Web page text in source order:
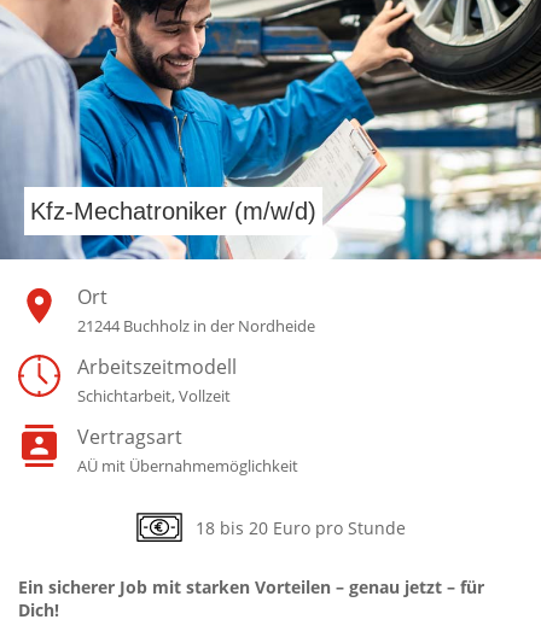
Kfz-Mechatroniker (m/w/d)
Ort
21244 Buchholz in der Nordheide
Arbeitszeitmodell
Schichtarbeit, Vollzeit
Vertragsart
AÜ mit Übernahmemöglichkeit
18 bis 20 Euro pro Stunde
Ein sicherer Job mit starken Vorteilen – genau jetzt – für
Dich!